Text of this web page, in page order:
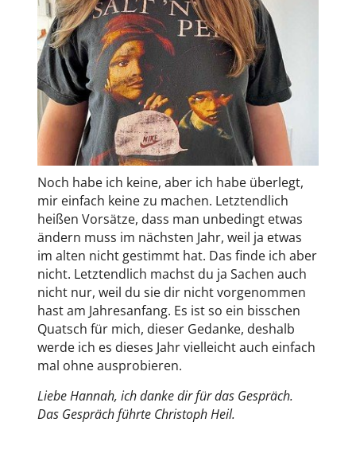
Noch habe ich keine, aber ich habe überlegt,
mir einfach keine zu machen. Letztendlich
heißen Vorsätze, dass man unbedingt etwas
ändern muss im nächsten Jahr, weil ja etwas
im alten nicht gestimmt hat. Das finde ich aber
nicht. Letztendlich machst du ja Sachen auch
nicht nur, weil du sie dir nicht vorgenommen
hast am Jahresanfang. Es ist so ein bisschen
Quatsch für mich, dieser Gedanke, deshalb
werde ich es dieses Jahr vielleicht auch einfach
mal ohne ausprobieren.
Liebe Hannah, ich danke dir für das Gespräch.
Das Gespräch führte Christoph Heil.